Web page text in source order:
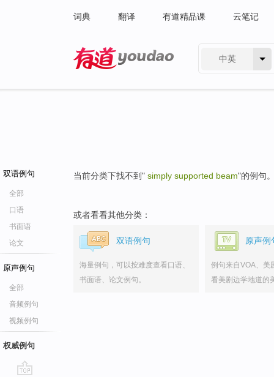
词典 翻译 有道精品课 云笔记
中英
双语例句
全部
口语
书面语
论文
原声例句
全部
音频例句
视频例句
权威例句
当前分类下找不到" simply supported beam"的例句
或者看看其他分类：
双语例句
海量例句，可以按难度查看口语、
书面语、论文例句。
原声例
例句来自VOA、美
看美剧边学地道的